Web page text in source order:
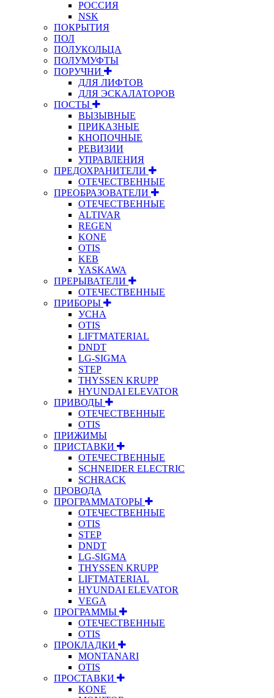
РОССИЯ
NSK
ПОКРЫТИЯ
ПОЛ
ПОЛУКОЛЬЦА
ПОЛУМУФТЫ
ПОРУЧНИ
ДЛЯ ЛИФТОВ
ДЛЯ ЭСКАЛАТОРОВ
ПОСТЫ
ВЫЗЫВНЫЕ
ПРИКАЗНЫЕ
КНОПОЧНЫЕ
РЕВИЗИИ
УПРАВЛЕНИЯ
ПРЕДОХРАНИТЕЛИ
ОТЕЧЕСТВЕННЫЕ
ПРЕОБРАЗОВАТЕЛИ
ОТЕЧЕСТВЕННЫЕ
ALTIVAR
REGEN
KONE
OTIS
KEB
YASKAWA
ПРЕРЫВАТЕЛИ
ОТЕЧЕСТВЕННЫЕ
ПРИБОРЫ
УСНА
OTIS
LIFTMATERIAL
DNDT
LG-SIGMA
STEP
THYSSEN KRUPP
HYUNDAI ELEVATOR
ПРИВОДЫ
ОТЕЧЕСТВЕННЫЕ
OTIS
ПРИЖИМЫ
ПРИСТАВКИ
ОТЕЧЕСТВЕННЫЕ
SCHNEIDER ELECTRIC
SCHRACK
ПРОВОДА
ПРОГРАММАТОРЫ
ОТЕЧЕСТВЕННЫЕ
OTIS
STEP
DNDT
LG-SIGMA
THYSSEN KRUPP
LIFTMATERIAL
HYUNDAI ELEVATOR
VEGA
ПРОГРАММЫ
ОТЕЧЕСТВЕННЫЕ
OTIS
ПРОКЛАДКИ
MONTANARI
OTIS
ПРОСТАВКИ
KONE